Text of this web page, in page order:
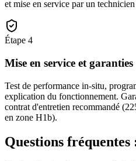
et mise en service par un
Étape 4
Mise en service et garanties
Test de performance in-situ,
explication du fonctionnement.
contrat d'entretien recommandé
en zone H1b).
Questions fréquentes